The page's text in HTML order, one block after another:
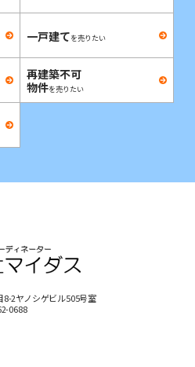
一戸建てを売りたい
再建築不可
物件を売りたい
8-2ヤノシゲビル505号室
0688